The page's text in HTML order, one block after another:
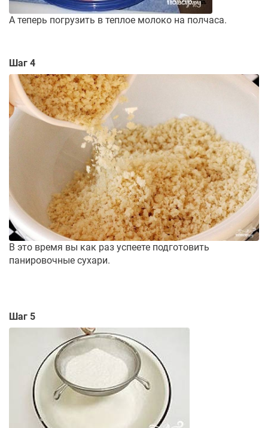
А теперь погрузить в теплое молоко на полчаса.
Шаг 4
В это время вы как раз успеете подготовить
панировочные сухари.
Шаг 5